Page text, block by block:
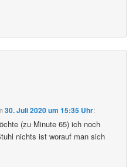
30. Juli 2020 um 15:35 Uhr:
(zu Minute 65) ich noch
nichts ist worauf man sich